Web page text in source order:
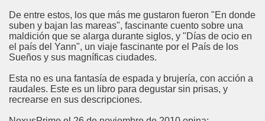
De entre estos, los que más me gustaron fueron "En donde
suben y bajan las mareas", fascinante cuento sobre una
maldición que se alarga durante siglos, y "Días de ocio en
el país del Yann", un viaje fascinante por el País de los
Sueños y sus magníficas ciudades.
Esta no es una fantasía de espada y brujería, con acción a
raudales. Este es un libro para degustar sin prisas, y
recrearse en sus descripciones.